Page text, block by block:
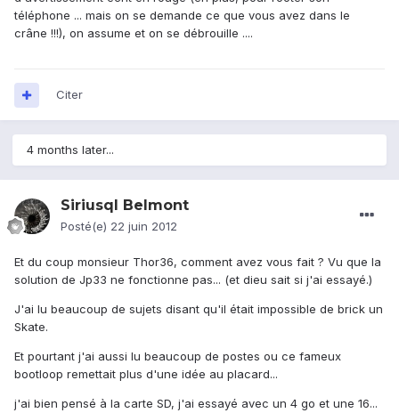
téléphone ... mais on se demande ce que vous avez dans le
crâne !!!), on assume et on se débrouille ....
Citer
4 months later...
Siriusql Belmont
Posté(e) 22 juin 2012
Et du coup monsieur Thor36, comment avez vous fait ? Vu que la
solution de Jp33 ne fonctionne pas... (et dieu sait si j'ai essayé.)
J'ai lu beaucoup de sujets disant qu'il était impossible de brick un
Skate.
Et pourtant j'ai aussi lu beaucoup de postes ou ce fameux
bootloop remettait plus d'une idée au placard...
j'ai bien pensé à la carte SD, j'ai essayé avec un 4 go et une 16...